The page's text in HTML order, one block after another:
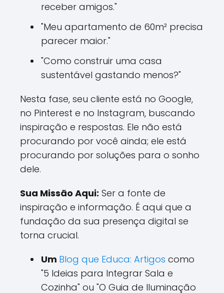
receber amigos."
"Meu apartamento de 60m² precisa
parecer maior."
"Como construir uma casa
sustentável gastando menos?"
Nesta fase, seu cliente está no Google,
no Pinterest e no Instagram, buscando
inspiração e respostas. Ele não está
procurando por você ainda; ele está
procurando por soluções para o sonho
dele.
Sua Missão Aqui: Ser a fonte de
inspiração e informação. É aqui que a
fundação da sua presença digital se
torna crucial.
Um Blog que Educa: Artigos como
"5 Ideias para Integrar Sala e
Cozinha" ou "O Guia de Iluminação